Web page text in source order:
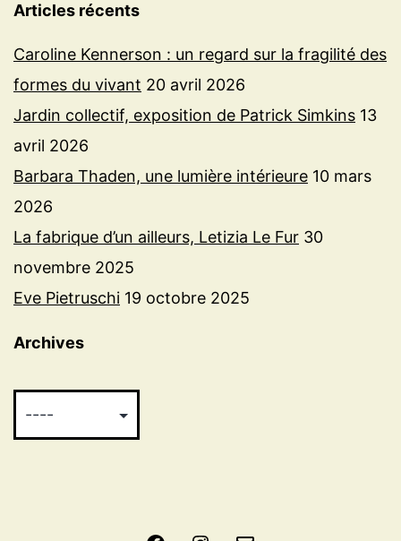
Articles récents
Caroline Kennerson : un regard sur la fragilité des
formes du vivant 20 avril 2026
Jardin collectif, exposition de Patrick Simkins 13
avril 2026
Barbara Thaden, une lumière intérieure 10 mars
2026
La fabrique d’un ailleurs, Letizia Le Fur 30
novembre 2025
Eve Pietruschi 19 octobre 2025
Archives